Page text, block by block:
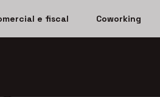
e fiscal Coworking